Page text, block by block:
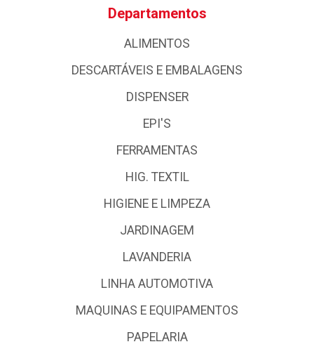
Departamentos
ALIMENTOS
DESCARTÁVEIS E EMBALAGENS
DISPENSER
EPI'S
FERRAMENTAS
HIG. TEXTIL
HIGIENE E LIMPEZA
JARDINAGEM
LAVANDERIA
LINHA AUTOMOTIVA
MAQUINAS E EQUIPAMENTOS
PAPELARIA